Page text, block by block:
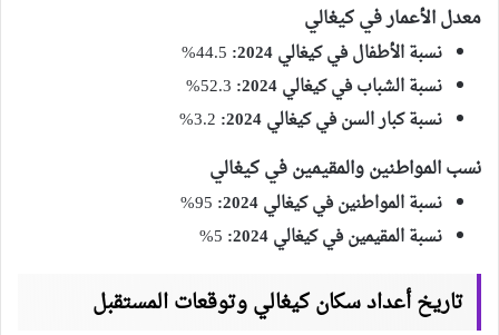
معدل الأعمار في كيغالي
نسبة الأطفال في كيغالي 2024:
نسبة الشباب في كيغالي 2024:
نسبة كبار السن في كيغالي 2024:
نسب المواطنين والمقيمين في كيغالي
نسبة المواطنين في كيغالي 2024:
نسبة المقيمين في كيغالي 2024:
تاريخ أعداد سكان كيغالي وتوقعات المستقبل